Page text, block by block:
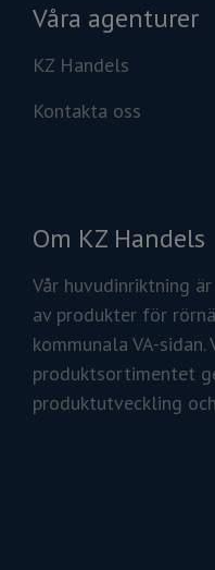
Våra agenturer
KZ Handels
Kontakta oss
Om KZ Handels
Vår huvudinriktning
av produkter för
kommunala VA-
produktsortimentet
produktutveckling